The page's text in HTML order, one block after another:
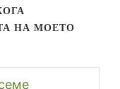
НА МОЕТО